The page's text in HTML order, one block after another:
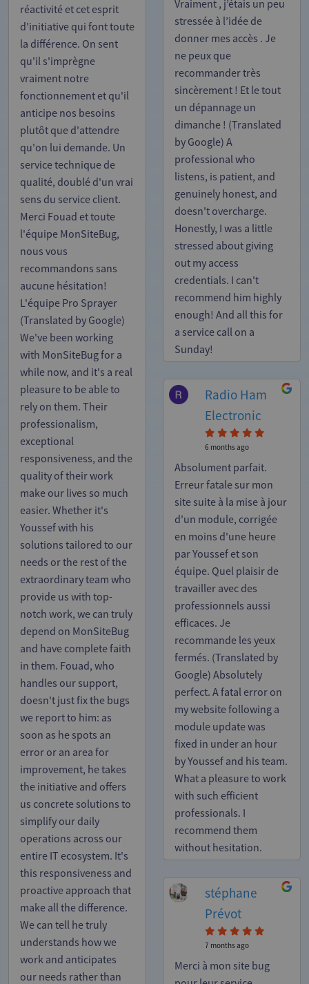
réactivité et cet esprit
d'initiative qui font toute
la différence. On sent
qu'il s'imprègne
vraiment notre
fonctionnement et qu'il
anticipe nos besoins
plutôt que d'attendre
qu'on lui demande. Un
service technique de
qualité, doublé d'un vrai
sens du service client.
Merci Fouad et toute
l'équipe MonSiteBug,
nous vous
recommandons sans
aucune hésitation!
L'équipe Pro Sprayer
(Translated by Google)
We've been working
with MonSiteBug for a
while now, and it's a real
pleasure to be able to
rely on them. Their
professionalism,
exceptional
responsiveness, and the
quality of their work
make our lives so much
easier. Whether it's
Youssef with his
solutions tailored to our
needs or the rest of the
extraordinary team who
provide us with top-
notch work, we can truly
depend on MonSiteBug
and have complete faith
in them. Fouad, who
handles our support,
doesn't just fix the bugs
we report to him: as
soon as he spots an
error or an area for
improvement, he takes
the initiative and offers
us concrete solutions to
simplify our daily
operations across our
entire IT ecosystem. It's
this responsiveness and
proactive approach that
make all the difference.
We can tell he truly
understands how we
work and anticipates
our needs rather than
Vraiment , j’étais un peu
stressée à l’idée de
donner mes accès . Je
ne peux que
recommander très
sincèrement ! Et le tout
un dépannage un
dimanche ! (Translated
by Google) A
professional who
listens, is patient, and
genuinely honest, and
doesn't overcharge.
Honestly, I was a little
stressed about giving
out my access
credentials. I can't
recommend him highly
enough! And all this for
a service call on a
Sunday!
Radio Ham
Electronic
6 months ago
Absolument parfait.
Erreur fatale sur mon
site suite à la mise à jour
d'un module, corrigée
en moins d'une heure
par Youssef et son
équipe. Quel plaisir de
travailler avec des
professionnels aussi
efficaces. Je
recommande les yeux
fermés. (Translated by
Google) Absolutely
perfect. A fatal error on
my website following a
module update was
fixed in under an hour
by Youssef and his team.
What a pleasure to work
with such efficient
professionals. I
recommend them
without hesitation.
stéphane
Prévot
7 months ago
Merci à mon site bug